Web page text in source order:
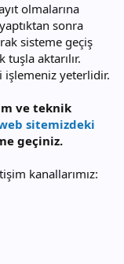
olmalarına
sonra
sisteme geçiş
aktarılır.
yeterlidir.
ve teknik
sitemizdeki
geçiniz.
kanallarımız: